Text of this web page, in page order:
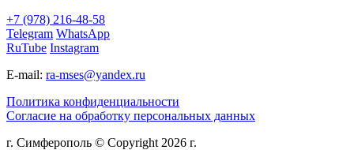
+7 (978) 216-48-58
Telegram WhatsApp
RuTube Instagram
E-mail: ra-mses@yandex.ru
Политика конфиденциальности
Согласие на обработку персональных данных
г. Симферополь © Copyright 2026 г.